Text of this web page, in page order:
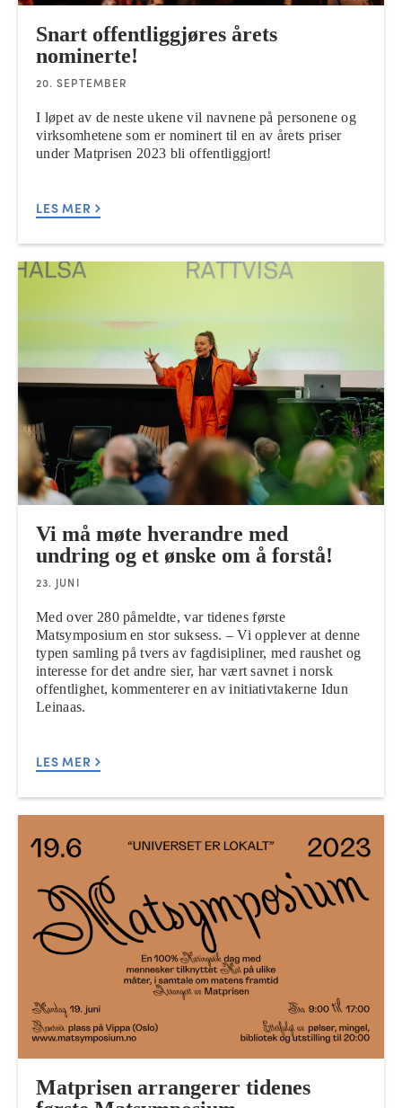
Snart offentliggjøres årets
nominerte!
20. SEPTEMBER
I løpet av de neste ukene vil navnene på personene og
virksomhetene som er nominert til en av årets priser
under Matprisen 2023 bli offentliggjort!
LES MER
Vi må møte hverandre med
undring og et ønske om å forstå!
23. JUNI
Med over 280 påmeldte, var tidenes første
Matsymposium en stor suksess. – Vi opplever at denne
typen samling på tvers av fagdisipliner, med raushet og
interesse for det andre sier, har vært savnet i norsk
offentlighet, kommenterer en av initiativtakerne Idun
Leinaas.
LES MER
Matprisen arrangerer tidenes